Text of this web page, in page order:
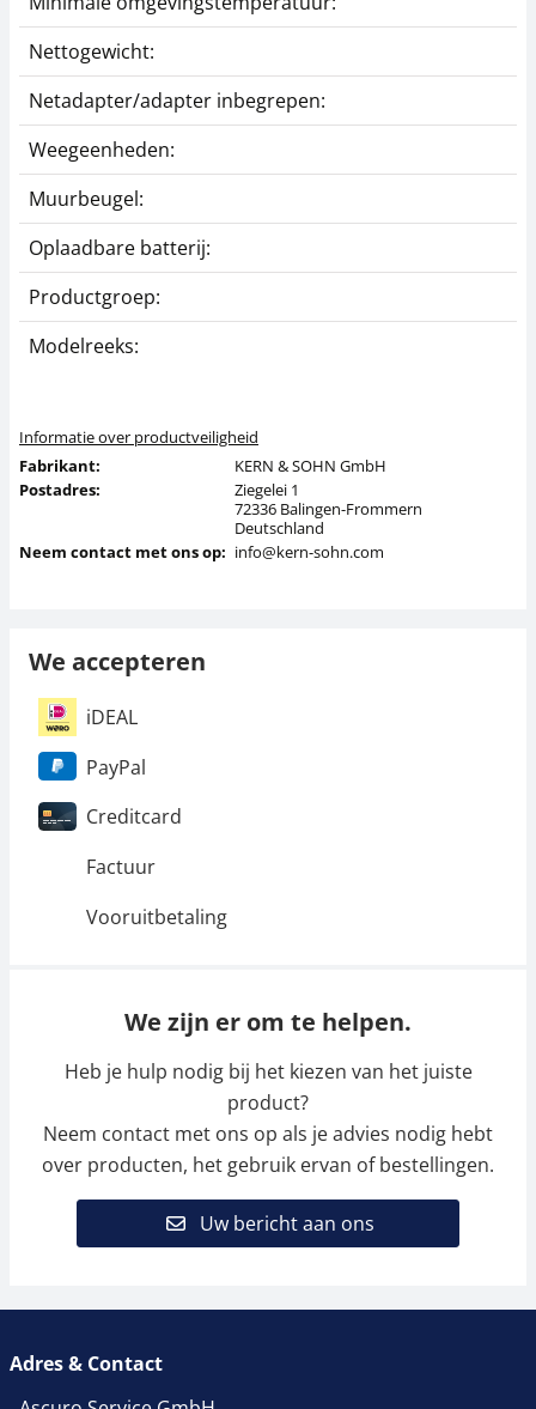
Nettogewicht:
Netadapter/adapter inbegrepen:
Weegeenheden:
Muurbeugel:
Oplaadbare batterij:
Productgroep:
Modelreeks:
Informatie over productveiligheid
Fabrikant:
KERN & SOHN GmbH
Postadres:
Ziegelei 1
72336 Balingen-Frommern
Deutschland
Neem contact met ons op: info@kern-sohn.com
We accepteren
iDEAL
PayPal
Creditcard
Factuur
Vooruitbetaling
We zijn er om te helpen.
Heb je hulp nodig bij het kiezen van het juiste
product?
Neem contact met ons op als je advies nodig hebt
over producten, het gebruik ervan of bestellingen.
Uw bericht aan ons
Adres & Contact